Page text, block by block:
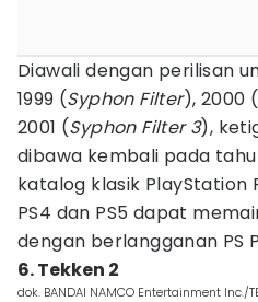
Diawali dengan perilisan
1999 (Syphon Filter), 2000 (
2001 (Syphon Filter 3),
dibawa kembali pada
katalog klasik PlayStation
PS4 dan PS5 dapat
dengan berlangganan PS
6. Tekken 2
dok. BANDAI NAMCO Entertainment Inc./